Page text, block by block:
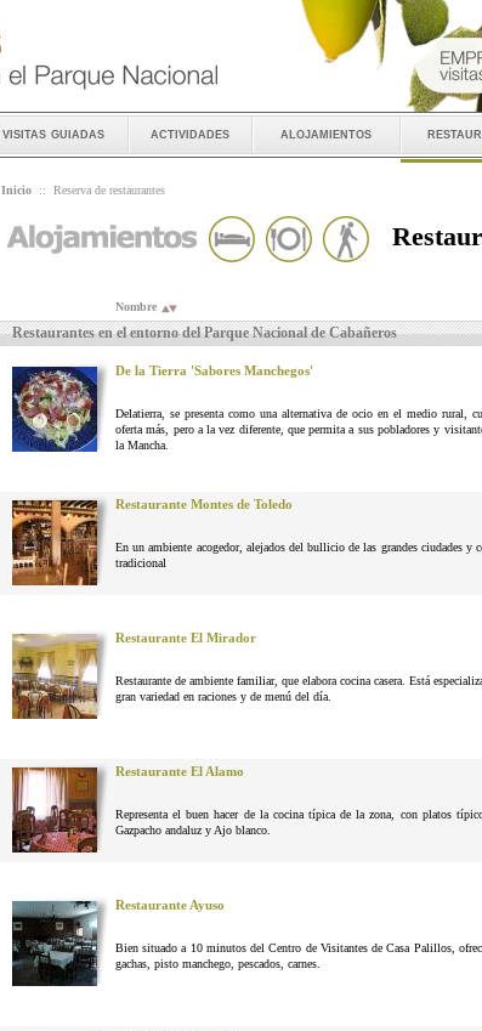
visitas guiadas actividades alojamientos
Inicio :: Reserva de restaurantes
Nombre
Restaurantes en el entorno del Parque Nacional de Cabañeros
De la Tierra 'Sabores Manchegos'
Delatierra, se presenta como una alternativa de ocio en el medio rural,
oferta más, pero a la vez diferente, que permita a sus pobladores y
la Mancha.
Restaurante Montes de Toledo
En un ambiente acogedor, alejados del bullicio de las grandes ciudades
tradicional
Restaurante El Mirador
Restaurante de ambiente familiar, que elabora cocina casera. Está
gran variedad en raciones y de menú del día.
Restaurante El Alamo
Representa el buen hacer de la cocina típica de la zona, con platos
Gazpacho andaluz y Ajo blanco.
Restaurante Ayuso
Bien situado a 10 minutos del Centro de Visitantes de Casa Palillos,
gachas, pisto manchego, pescados, carnes.